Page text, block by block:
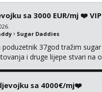
sa 3000 EUR/mj ❤️
Sugar Daddies
37god tražim
i druge lijepe stvari
sa 4000€/mj❤️